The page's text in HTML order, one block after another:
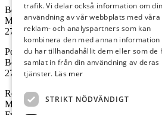
Besöksadress
Malmövägen 41
273 35 Tomelilla
Postadress
Box 13
273 21 Tomelilla
Receptionens öppettider
Mån – Tor kl. 08:00-12:00
trafik. Vi delar också information om din
användning av vår webbplats med våra
reklam- och analyspartners som kan
kombinera den med annan information
du har tillhandahållit dem eller som de
samlat in från din användning av deras
tjänster. Läs mer
STRIKT NÖDVÄNDIGT